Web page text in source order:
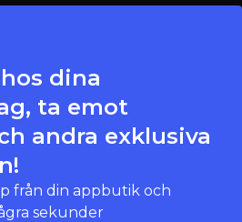
dina
ta emot
andra exklusiva
från din appbutik och
sekunder